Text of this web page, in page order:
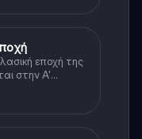
εποχή της
στην Α'